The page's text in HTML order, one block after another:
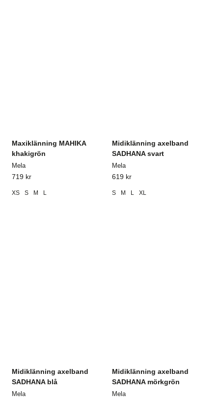
Maxiklänning MAHIKA
khakigrön
Mela
719 kr
XS S M L
Midiklänning axelband
SADHANA svart
Mela
619 kr
S M L XL
Midiklänning axelband
SADHANA blå
Mela
Midiklänning axelband
SADHANA mörkgrön
Mela